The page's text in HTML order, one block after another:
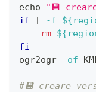
echo
"💾
if
[ -f
rm
fi
ogr2ogr
-of
#💾 creare